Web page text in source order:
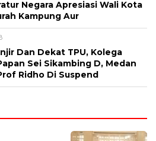
Negara Apresiasi Wali Kota
Kampung Aur
Dan Dekat TPU, Kolega
Sei Sikambing D, Medan
Ridho Di Suspend